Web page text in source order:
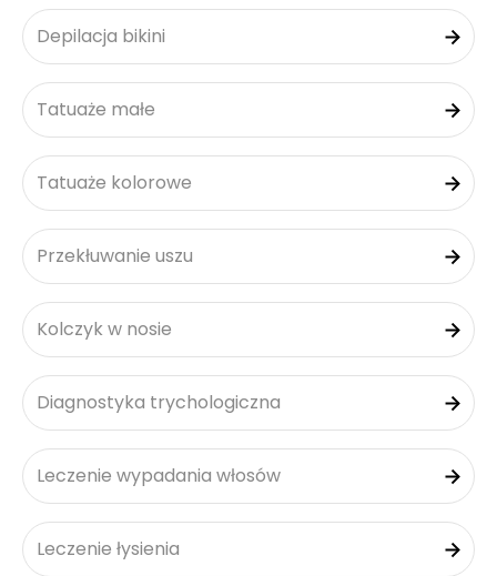
Depilacja bikini
Tatuaże małe
Tatuaże kolorowe
Przekłuwanie uszu
Kolczyk w nosie
Diagnostyka trychologiczna
Leczenie wypadania włosów
Leczenie łysienia